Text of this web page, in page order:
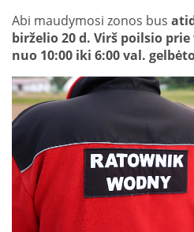
Abi maudymosi zonos bus
birželio 20 d. Virš poilsio
nuo 10:00 iki 6:00 val.